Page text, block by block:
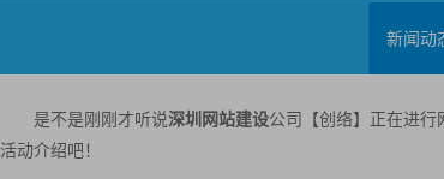
新闻动
是不是刚刚才听说深圳网站建设公司【创络】正在进行
活动介绍吧！